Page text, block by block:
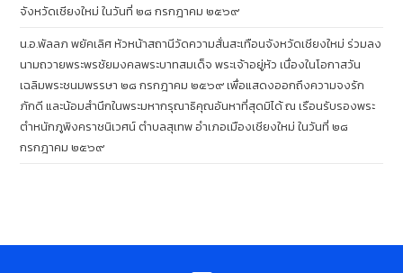
จังหวัดเชียงใหม่ ในวันที่ ๒๘ กรกฎาคม ๒๕๖๙
น.อ.พัลลภ พยัคเลิศ หัวหน้าสถานีวัดความสั่นสะเทือนจังหวัดเชียงใหม่ ร่วมลง
นามถวายพระพรชัยมงคลพระบาทสมเด็จ พระเจ้าอยู่หัว เนื่องในโอกาสวัน
เฉลิมพระชนมพรรษา ๒๘ กรกฎาคม ๒๕๖๙ เพื่อแสดงออกถึงความจงรัก
ภักดี และน้อมสำนึกในพระมหากรุณาธิคุณอันหาที่สุดมิได้ ณ เรือนรับรองพระ
ตำหนักภูพิงคราชนิเวศน์ ตำบลสุเทพ อำเภอเมืองเชียงใหม่ ในวันที่ ๒๘
กรกฎาคม ๒๕๖๙